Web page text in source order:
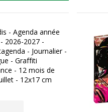
- Agenda année
2026-2027 -
- Journalier -
- Graffiti
- 12 mois de
- 12x17 cm